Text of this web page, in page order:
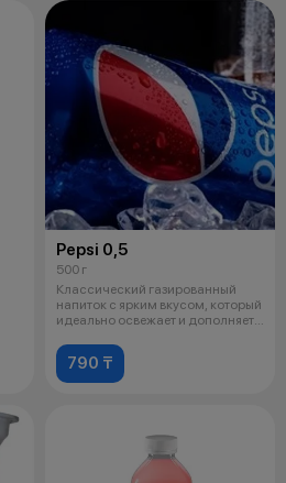
Pepsi 0,5
500 г
Классический газированный
напиток с ярким вкусом, который
идеально освежает и дополняет
790 ₸